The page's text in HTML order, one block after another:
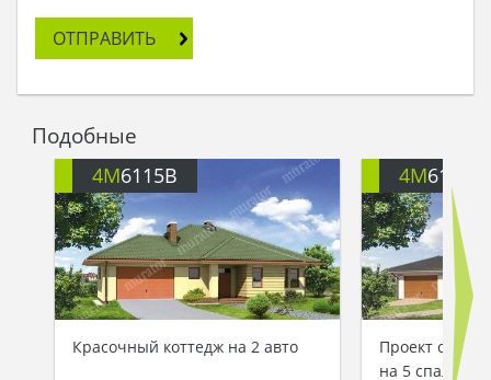
ОТПРАВИТЬ
Подобные
4M6115B
Красочный коттедж на 2 авто
4M6115C
Проект
на 5 спален